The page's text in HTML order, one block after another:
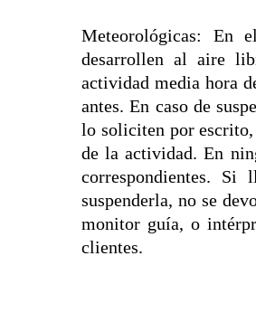
Meteorológicas: En
desarrollen al aire
actividad media hora
antes. En caso de
lo soliciten por
de la actividad. En
correspondientes. Si
suspenderla, no se
monitor guía, o
clientes.